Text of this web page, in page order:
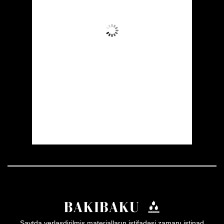
Aydın Səma